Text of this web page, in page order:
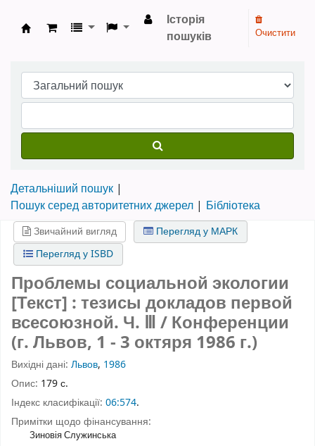
Бібліотека НТШ › Електронний каталог
Історія
пошуків
Очистити
Детальніший пошук
Пошук серед авторитетних джерел
Бібліотека
Звичайний вигляд
Перегляд у МАРК
Перегляд у ISBD
Проблемы социальной экологии
[Текст] : тезисы докладов первой
всесоюзной. Ч. Ⅲ/ Конференции
(г. Львов, 1 - 3 октяря 1986 г.)
Вихідні дані: Львов, 1986
Опис: 179 с.
Індекс класифікації: 06:574.
Примітки щодо фінансування:
Зиновія Служинська